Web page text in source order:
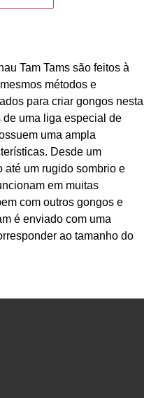
Tam Tams são feitos à
métodos e
para criar gongos nesta
uma liga especial de
uma ampla
Desde um
até um rugido sombrio e
em muitas
com outros gongos e
é enviado com uma
ao tamanho do